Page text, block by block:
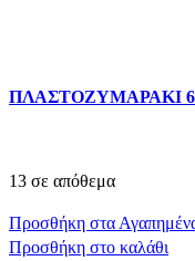
ΠΛΑΣΤΟΖΥΜΑΡΑΚΙ
13 σε απόθεμα
Προσθήκη στα
Προσθήκη στο καλάθι